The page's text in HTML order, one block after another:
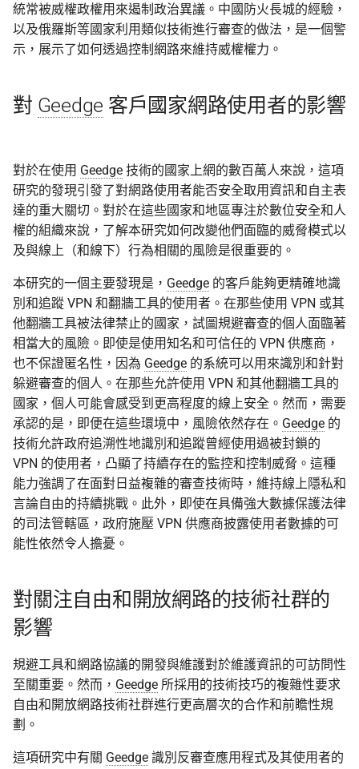
統常被威權政權用來遏制政治異議。中國防火長城的經驗，
以及俄羅斯等國家利用類似技術進行審查的做法，是一個警
示，展示了如何透過控制網路來維持威權權力。
對 Geedge 客戶國家網路使用者的影響
對於在使用 Geedge 技術的國家上網的數百萬人來說，這項
研究的發現引發了對網路使用者能否安全取用資訊和自主表
達的重大關切。對於在這些國家和地區專注於數位安全和人
權的組織來說，了解本研究如何改變他們面臨的威脅模式以
及與線上（和線下）行為相關的風險是很重要的。
本研究的一個主要發現是， Geedge 的客戶能夠更精確地識
別和追蹤 VPN 和翻牆工具的使用者。在那些使用 VPN 或其
他翻牆工具被法律禁止的國家，試圖規避審查的個人面臨著
相當大的風險。即使是使用知名和可信任的 VPN 供應商，
也不保證匿名性，因為 Geedge 的系統可以用來識別和針對
躲避審查的個人。在那些允許使用 VPN 和其他翻牆工具的
國家，個人可能會感受到更高程度的線上安全。然而，需要
承認的是，即便在這些環境中，風險依然存在。 Geedge 的
技術允許政府追溯性地識別和追蹤曾經使用過被封鎖的
VPN 的使用者，凸顯了持續存在的監控和控制威脅。這種
能力強調了在面對日益複雜的審查技術時，維持線上隱私和
言論自由的持續挑戰。此外，即使在具備強大數據保護法律
的司法管轄區，政府施壓 VPN 供應商披露使用者數據的可
能性依然令人擔憂。
對關注自由和開放網路的技術社群的
影響
規避工具和網路協議的開發與維護對於維護資訊的可訪問性
至關重要。然而， Geedge 所採用的技術技巧的複雜性要求
自由和開放網路技術社群進行更高層次的合作和前瞻性規
劃。
這項研究中有關 Geedge 識別反審查應用程式及其使用者的